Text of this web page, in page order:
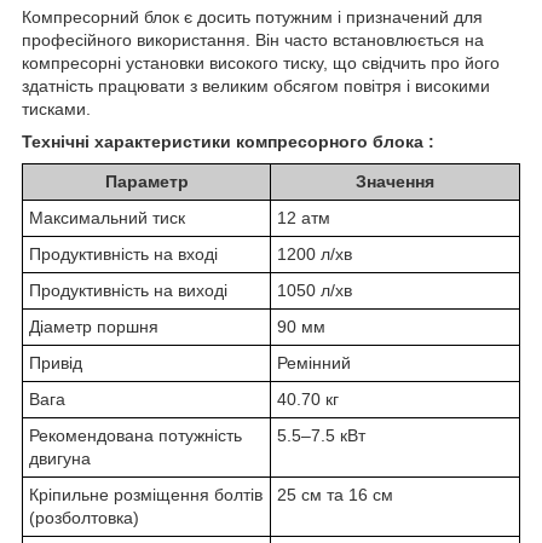
Компресорний блок є досить потужним і призначений для
професійного використання. Він часто встановлюється на
компресорні установки високого тиску, що свідчить про його
здатність працювати з великим обсягом повітря і високими
тисками.
Технічні характеристики компресорного блока :
Параметр
Значення
Максимальний тиск
12 атм
Продуктивність на вході
1200 л/хв
Продуктивність на виході
1050 л/хв
Діаметр поршня
90 мм
Привід
Ремінний
Вага
40.70 кг
Рекомендована потужність
двигуна
5.5–7.5 кВт
Кріпильне розміщення болтів
(розболтовка)
25 см та 16 см